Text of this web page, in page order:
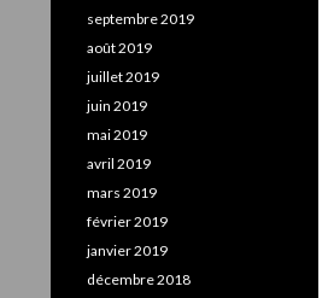
septembre 2019
août 2019
juillet 2019
juin 2019
mai 2019
avril 2019
mars 2019
février 2019
janvier 2019
décembre 2018